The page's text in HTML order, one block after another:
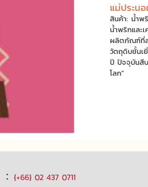
แม่ประน
สินค้า: น้ำพ
น้ำพริกและ
ผลิตภัณฑ์ที่ส
วัตถุดิบชั้นเ
ปี ปัจจุบันสื
โลก”
{+66} 02 437 0711